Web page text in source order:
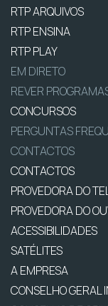
RTP ARQUIVOS
RTP ENSINA
RTP PLAY
EM DIRETO
REVER
CONCURSOS
PERGUNTAS
CONTACTOS
CONTACTOS
PROVEDORA DO
PROVEDORA DO
ACESSIBILIDADES
SATÉLITES
A EMPRESA
CONSELHO GERAL